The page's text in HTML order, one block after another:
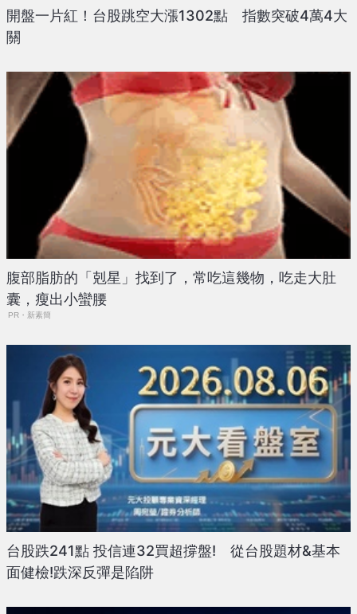
開盤一片紅！台股跳空大漲1302點 指數突破4萬4大
關
腹部脂肪的「剋星」找到了，常吃這幾物，吃走大肚
囊，瘦出小蠻腰
PR・新素簡
台股跌241點 投信連32買超撐盤! 從台股題材&基本
面健檢!跌深反彈是陷阱